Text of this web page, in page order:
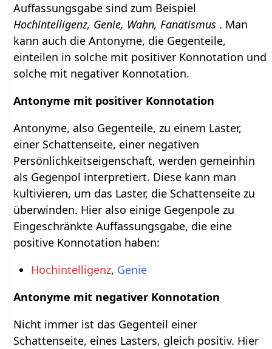
Auffassungsgabe sind zum Beispiel
Hochintelligenz, Genie, Wahn, Fanatismus . Man
kann auch die Antonyme, die Gegenteile,
einteilen in solche mit positiver Konnotation und
solche mit negativer Konnotation.
Antonyme mit positiver Konnotation
Antonyme, also Gegenteile, zu einem Laster,
einer Schattenseite, einer negativen
Persönlichkeitseigenschaft, werden gemeinhin
als Gegenpol interpretiert. Diese kann man
kultivieren, um das Laster, die Schattenseite zu
überwinden. Hier also einige Gegenpole zu
Eingeschränkte Auffassungsgabe, die eine
positive Konnotation haben:
Hochintelligenz, Genie
Antonyme mit negativer Konnotation
Nicht immer ist das Gegenteil einer
Schattenseite, eines Lasters, gleich positiv. Hier